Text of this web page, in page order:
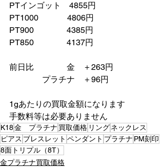
PTインゴット　4855円
PT1000　　　  4806円
PT900　　　　4385円
PT850　　　　4137円
前日比　　　　金　＋263円
プラチナ　＋96円
1gあたりの買取金額になります
手数料等は必要ありません
K18金 プラチナ 買取価格 リングネックレス
ピアス ブレスレット ペンダント プラチナ PM刻印
8面トリプル（8T）
金プラチナ買取価格